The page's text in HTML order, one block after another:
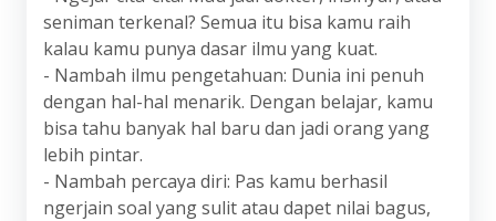
seniman terkenal? Semua itu bisa kamu raih
kalau kamu punya dasar ilmu yang kuat.
- Nambah ilmu pengetahuan: Dunia ini penuh
dengan hal-hal menarik. Dengan belajar, kamu
bisa tahu banyak hal baru dan jadi orang yang
lebih pintar.
- Nambah percaya diri: Pas kamu berhasil
ngerjain soal yang sulit atau dapet nilai bagus,